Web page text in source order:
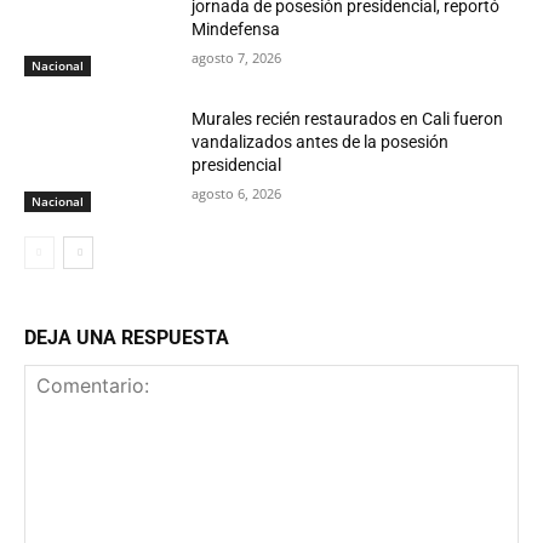
Nacional
jornada de posesión presidencial, reportó
Mindefensa
agosto 7, 2026
Nacional
Murales recién restaurados en Cali fueron
vandalizados antes de la posesión
presidencial
agosto 6, 2026
DEJA UNA RESPUESTA